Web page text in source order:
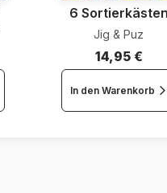
6 Sortierkästen
Jig & Puz
14,95 €
In den Warenkorb